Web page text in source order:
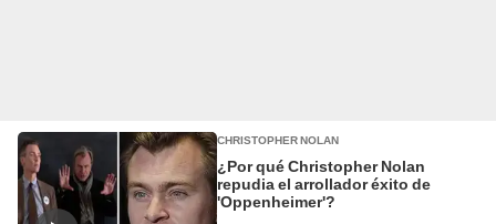
CHRISTOPHER NOLAN
¿Por qué Christopher Nolan
repudia el arrollador éxito de
'Oppenheimer'?